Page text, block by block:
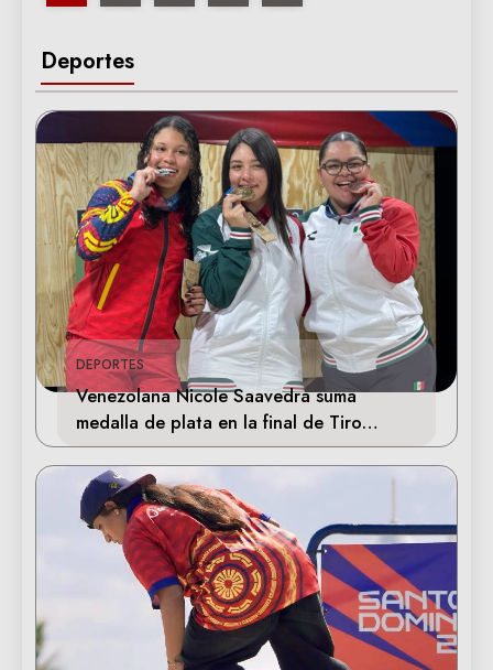
Deportes
DEPORTES
Venezolana Nicole Saavedra suma
medalla de plata en la final de Tiro
Deportivo